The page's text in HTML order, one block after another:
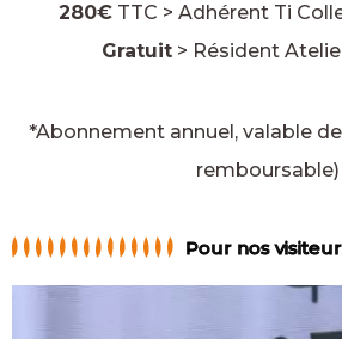
280€ TTC > Adhérent Ti
Gratuit> Résident
*Abonnement annuel, valable
remboursable)
Pour nos